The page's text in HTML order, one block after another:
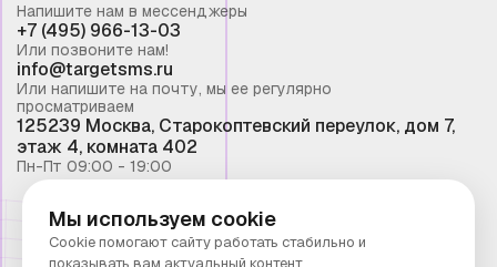
Напишите нам в мессенджеры
+7 (495) 966-13-03
Или позвоните нам!
info@targetsms.ru
Или напишите на почту, мы ее регулярно
просматриваем
125239 Москва, Старокоптевский переулок, дом 7,
этаж 4, комната 402
Пн-Пт 09:00 - 19:00
Смс рассылка 2026 ©
Запрещено копирование материалов сайта без
Мы используем cookie
Cookie помогают сайту работать стабильно и
показывать вам актуальный контент